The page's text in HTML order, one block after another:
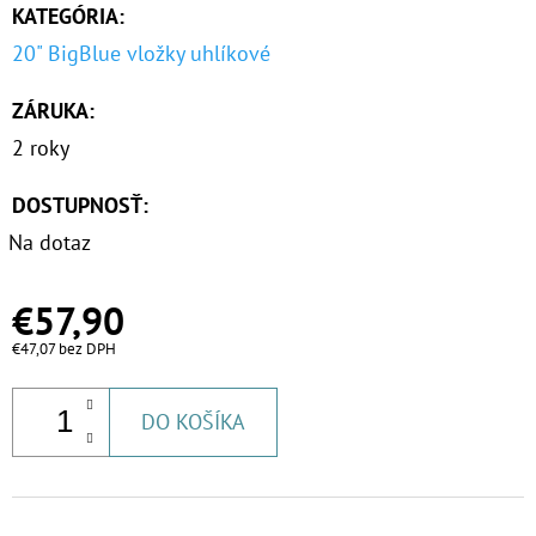
KATEGÓRIA:
20" BigBlue vložky uhlíkové
ZÁRUKA:
2 roky
DOSTUPNOSŤ:
Na dotaz
€57,90
€47,07 bez DPH
DO KOŠÍKA